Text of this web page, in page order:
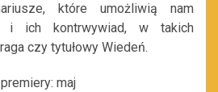
które umożliwią nam
i ich kontrwywiad, w takich
czy tytułowy Wiedeń.
maj